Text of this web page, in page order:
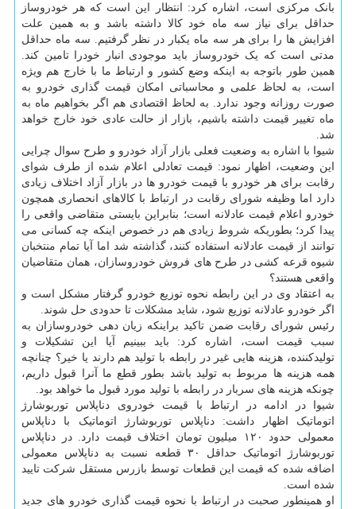
بانک مرکزی است، اشاره کرد: انتظار این است که هر خودروساز
حداقل برای نیاز سه ماه خود کالا داشته باشد و به همین علت
افزایش ها را برای هر سه ماه یکبار در نظر گرفتیم. سه ماه حداقل
مدتی است که یک خودروساز باید موجودی انبار خودرا تامین کند.
همین طور باتوجه به اینکه وضع کشور و ارتباط ما با خارج هم ویژه
است، به لحاظ علمی و محاسباتی امکان قیمت گذاری خودرو به
صورت روزانه وجود ندارد. به لحاظ اقتصادی هم اگر بخواهیم ماه به
ماه تغییر قیمت داشته باشیم، بازار از حالت عادی خود خارج خواهد
شد.
شیوا با اشاره به وضعیت فعلی بازار آزاد خودرو و طرح سوال چرایی
این وضعیت، اظهار نمود: قیمت تعادلی اعلام شده از طرف شوای
رقابت برای هر خودرو با قیمت خودرو ها در بازار آزاد اختلاف زیادی
دارد اما وظیفه شورای رقابت در ارتباط با کالاهای انحصاری همچون
خودرو اعلام قیمت عادلانه است؛ بنابراین بایستی متقاضی واقعی را
پیدا کرد؛ بطوریکه شروط زیادی هم در خصوص اینکه چه کسانی می
توانند از قیمت عادلانه استفاده کنند، گذاشته شد اما آیا تمام منتخبان
شیوه قرعه کشی در طرح های فروش خودروسازان، همان متقاضیان
واقعی هستند؟
به اعتقاد وی در این رابطه نحوه توزیع خودرو گرفتار مشکل است و
اگر خودرو عادلانه توزیع شود، شاید مشکلات تا حدودی حل شوند.
رئیس شورای رقابت ضمن تاکید براینکه زیان دهی خودروسازان به
سبب قیمت است، اشاره کرد: باید ببینیم آیا این تشکیلات و
تولیدکننده، هزینه هایی غیر در رابطه با تولید هم دارند یا خیر؟ چنانچه
همه هزینه ها مربوط به تولید باشد بطور قطع ما آنرا قبول داریم،
چونکه هزینه های سربار در رابطه با تولید مورد قبول ما خواهد بود.
شیوا در ادامه در ارتباط با قیمت خودروی دناپلاس توربوشارژ
اتوماتیک اظهار داشت: دناپلاس توربوشارژ اتوماتیک با دناپلاس
معمولی حدود ۱۲۰ میلیون تومان اختلاف قیمت دارد. در دناپلاس
توربوشارژ اتوماتیک حداقل ۳۰ قطعه نسبت به دناپلاس معمولی
اضافه شده که قیمت این قطعات توسط بازرس مستقل شرکت تایید
شده است.
او همینطور صحبت در ارتباط با نحوه قیمت گذاری خودرو های جدید